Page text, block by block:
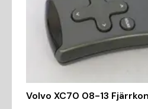
Volvo XC70 08-13